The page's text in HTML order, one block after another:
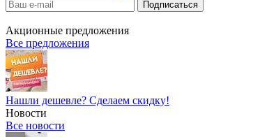
Акционные предложения
Все предложения
Нашли дешевле? Сделаем скидку!
Новости
Все новости